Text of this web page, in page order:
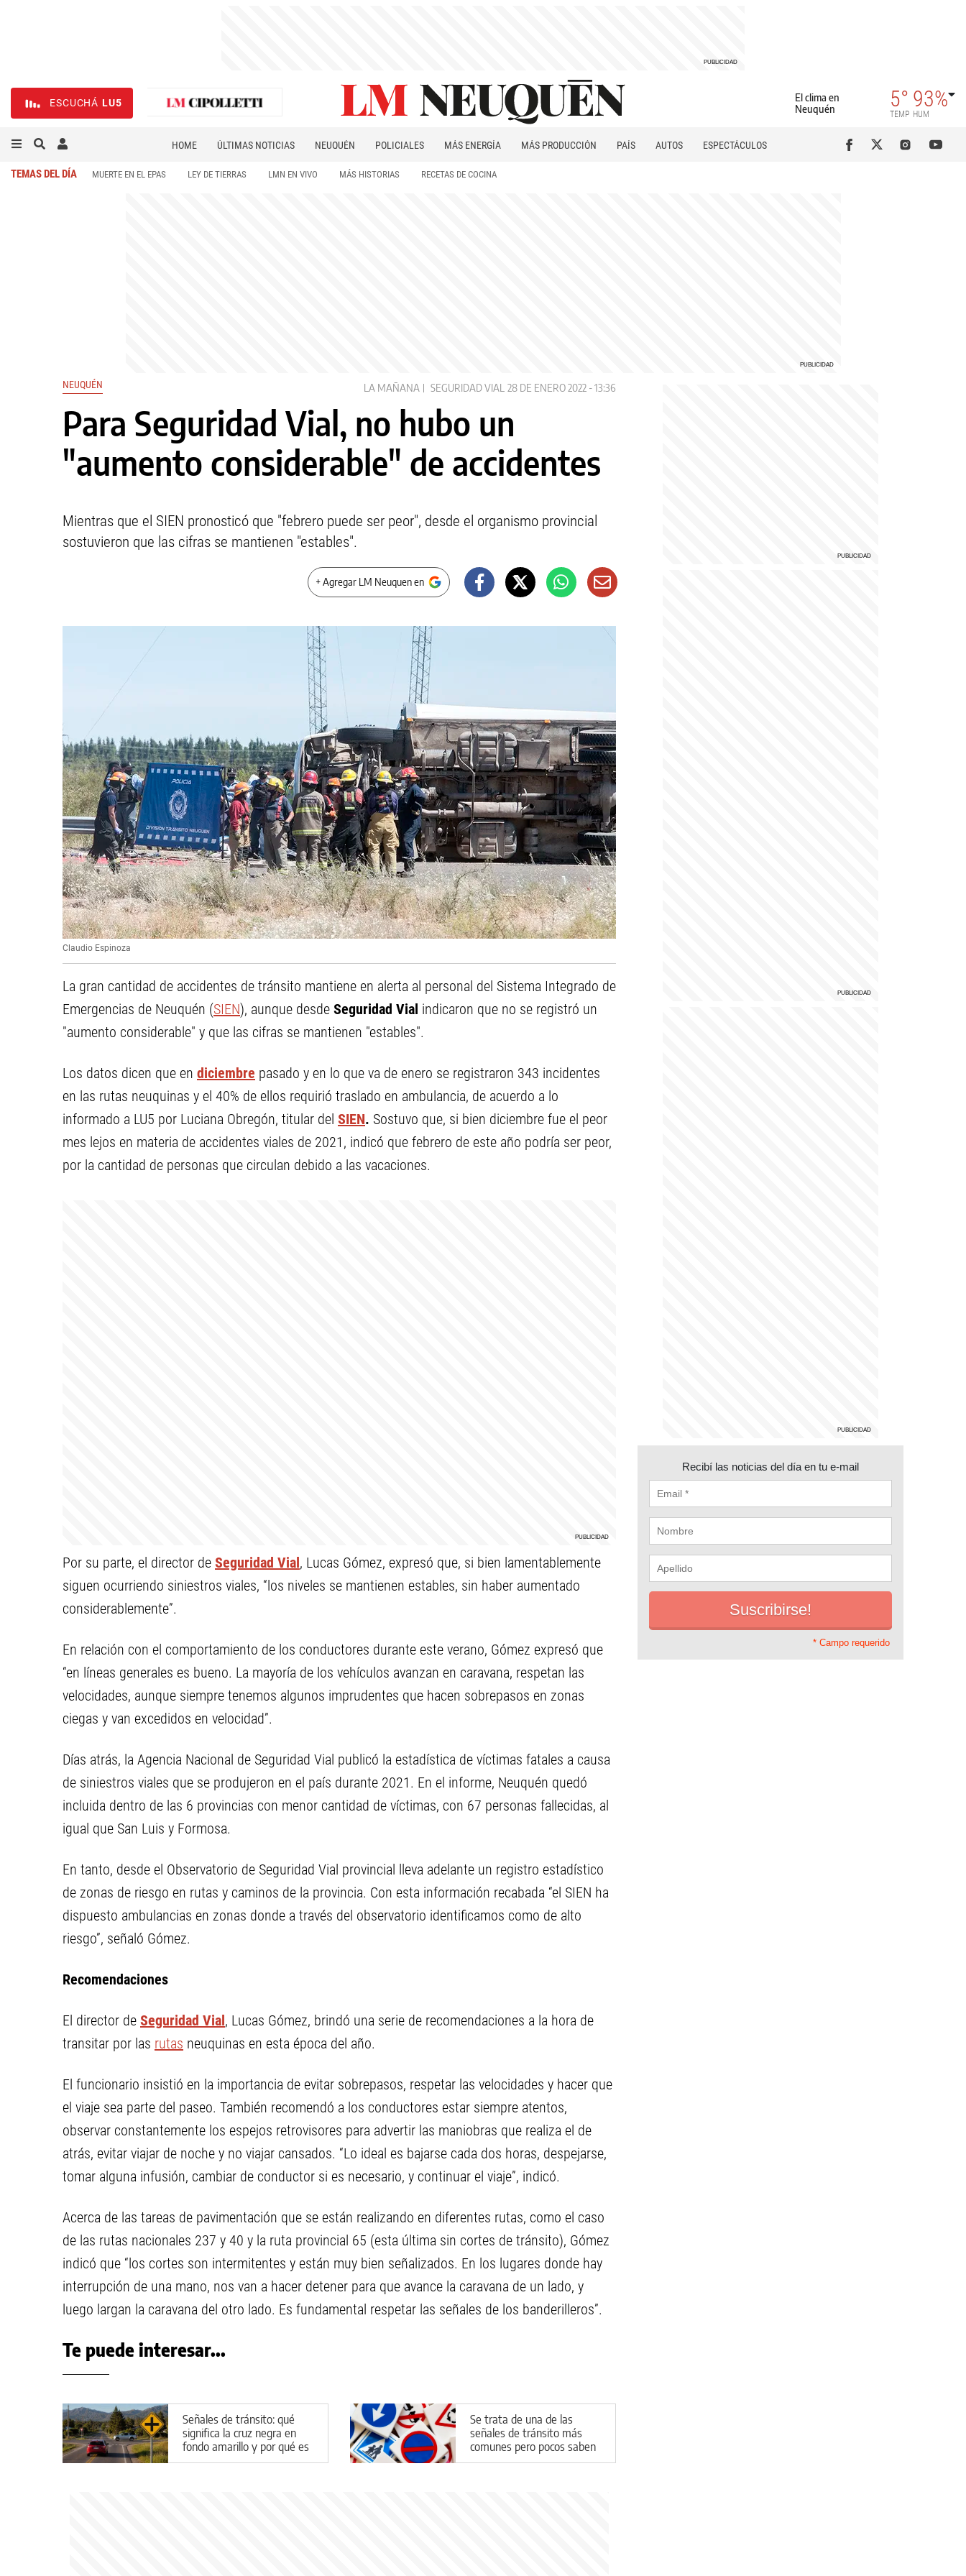
ESCUCHÁ LU5
El clima en
Neuquén
5°
TEMP
93%
HUM
HOME ÚLTIMAS NOTICIAS NEUQUÉN POLICIALES MÁS ENERGÍA MÁS PRODUCCIÓN PAÍS AUTOS
ESPECTÁCULOS
TEMAS DEL DÍA MUERTE EN EL EPAS LEY DE TIERRAS LMN EN VIVO MÁS HISTORIAS RECETAS DE COCINA
NEUQUÉN LA MAÑANA SEGURIDAD VIAL 28 DE ENERO 2022 - 13:36
Para Seguridad Vial, no hubo un
"aumento considerable" de accidentes
Mientras que el SIEN pronosticó que "febrero puede ser peor", desde el organismo provincial
sostuvieron que las cifras se mantienen "estables".
+ Agregar LM Neuquen en
Claudio Espinoza
La gran cantidad de accidentes de tránsito mantiene en alerta al personal del Sistema Integrado de
Emergencias de Neuquén (SIEN), aunque desde Seguridad Vial indicaron que no se registró un
"aumento considerable" y que las cifras se mantienen "estables".
Los datos dicen que en diciembre pasado y en lo que va de enero se registraron 343 incidentes
en las rutas neuquinas y el 40% de ellos requirió traslado en ambulancia, de acuerdo a lo
informado a LU5 por Luciana Obregón, titular del SIEN. Sostuvo que, si bien diciembre fue el peor
mes lejos en materia de accidentes viales de 2021, indicó que febrero de este año podría ser peor,
por la cantidad de personas que circulan debido a las vacaciones.
Por su parte, el director de Seguridad Vial, Lucas Gómez, expresó que, si bien lamentablemente
siguen ocurriendo siniestros viales, “los niveles se mantienen estables, sin haber aumentado
considerablemente”.
En relación con el comportamiento de los conductores durante este verano, Gómez expresó que
“en líneas generales es bueno. La mayoría de los vehículos avanzan en caravana, respetan las
velocidades, aunque siempre tenemos algunos imprudentes que hacen sobrepasos en zonas
ciegas y van excedidos en velocidad”.
Días atrás, la Agencia Nacional de Seguridad Vial publicó la estadística de víctimas fatales a causa
de siniestros viales que se produjeron en el país durante 2021. En el informe, Neuquén quedó
incluida dentro de las 6 provincias con menor cantidad de víctimas, con 67 personas fallecidas, al
igual que San Luis y Formosa.
En tanto, desde el Observatorio de Seguridad Vial provincial lleva adelante un registro estadístico
de zonas de riesgo en rutas y caminos de la provincia. Con esta información recabada “el SIEN ha
dispuesto ambulancias en zonas donde a través del observatorio identificamos como de alto
riesgo”, señaló Gómez.
Recomendaciones
El director de Seguridad Vial, Lucas Gómez, brindó una serie de recomendaciones a la hora de
transitar por las rutas neuquinas en esta época del año.
El funcionario insistió en la importancia de evitar sobrepasos, respetar las velocidades y hacer que
el viaje sea parte del paseo. También recomendó a los conductores estar siempre atentos,
observar constantemente los espejos retrovisores para advertir las maniobras que realiza el de
atrás, evitar viajar de noche y no viajar cansados. “Lo ideal es bajarse cada dos horas, despejarse,
tomar alguna infusión, cambiar de conductor si es necesario, y continuar el viaje”, indicó.
Acerca de las tareas de pavimentación que se están realizando en diferentes rutas, como el caso
de las rutas nacionales 237 y 40 y la ruta provincial 65 (esta última sin cortes de tránsito), Gómez
indicó que “los cortes son intermitentes y están muy bien señalizados. En los lugares donde hay
interrupción de una mano, nos van a hacer detener para que avance la caravana de un lado, y
luego largan la caravana del otro lado. Es fundamental respetar las señales de los banderilleros”.
Te puede interesar...
Señales de tránsito: qué
significa la cruz negra en
fondo amarillo y por qué es
importante respetarla
Se trata de una de las
señales de tránsito más
comunes pero pocos saben
qué significa: ¿se cuál se
Recibí las noticias del día en tu e-mail
* Campo requerido